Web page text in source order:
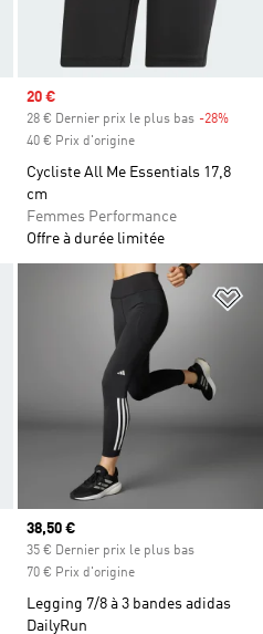
Prix soldé
20 €
28 € Dernier prix le plus bas -28%
40 € Prix d'origine
Cycliste All Me Essentials 17,8
cm
Femmes Performance
Offre à durée limitée
Ajouter à la Liste de produits
Prix actuel
38,50 €
35 € Dernier prix le plus bas
70 € Prix d'origine
Legging 7/8 à 3 bandes adidas
DailyRun